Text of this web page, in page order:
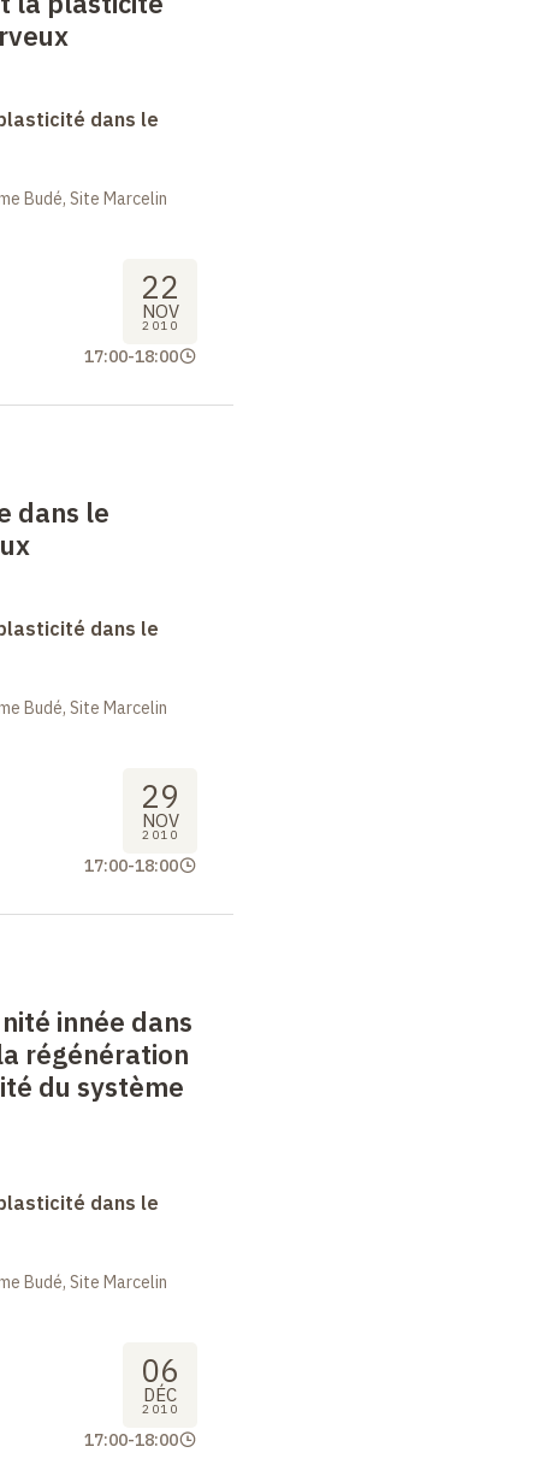
dans le
Budé, Site Marcelin
22
NOV
2010
17:00-18:00
dans le
dans le
Budé, Site Marcelin
29
NOV
2010
17:00-18:00
innée dans
régénération
du système
dans le
Budé, Site Marcelin
06
DÉC
2010
17:00-18:00